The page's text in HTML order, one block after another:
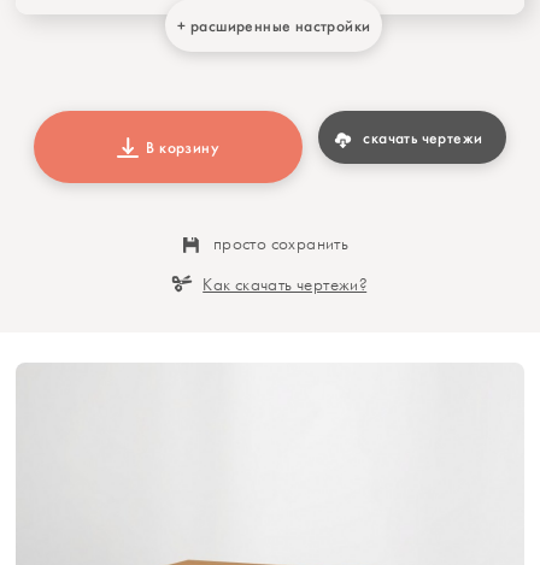
+ расширенные настройки
В корзину скачать чертежи
просто сохранить
Как скачать чертежи?